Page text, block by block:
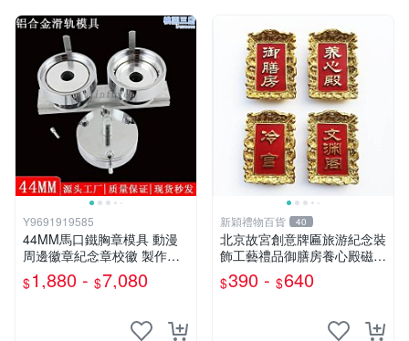
Y9691919585
44MM馬口鐵胸章模具 動漫
周邊徽章紀念章校徽 製作設
備 機器模具
$1,880 - $7,080
新穎禮物百貨 40
北京故宮創意牌匾旅游紀念裝
飾工藝禮品御膳房養心殿磁性
冰箱貼
$390 - $640